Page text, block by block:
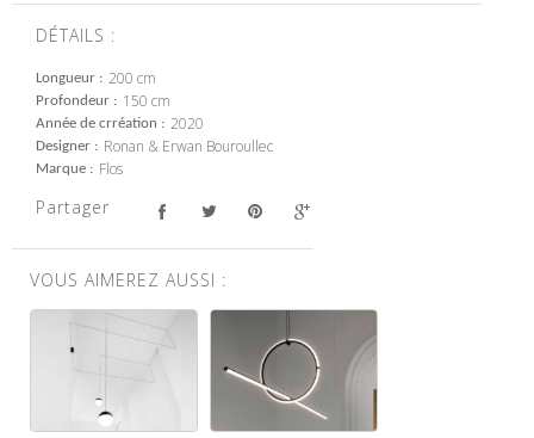
DÉTAILS :
Longueur 200 cm
Profondeur 150 cm
Année de crréation 2020
Designer Ronan & Erwan Bouroullec
Marque Flos
Partager
VOUS AIMEREZ AUSSI :